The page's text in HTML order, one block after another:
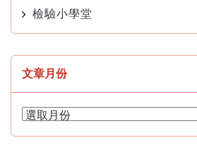
檢驗小學堂
文章月份
文